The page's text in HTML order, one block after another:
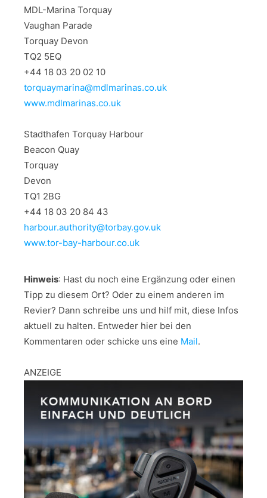
MDL-Marina Torquay
Vaughan Parade
Torquay Devon
TQ2 5EQ
+44 18 03 20 02 10
torquaymarina@mdlmarinas.co.uk
www.mdlmarinas.co.uk
Stadthafen Torquay Harbour
Beacon Quay
Torquay
Devon
TQ1 2BG
+44 18 03 20 84 43
harbour.authority@torbay.gov.uk
www.tor-bay-harbour.co.uk
Hinweis: Hast du noch eine Ergänzung oder einen
Tipp zu diesem Ort? Oder zu einem anderen im
Revier? Dann schreibe uns und hilf mit, diese Infos
aktuell zu halten. Entweder hier bei den
Kommentaren oder schicke uns eine Mail.
ANZEIGE